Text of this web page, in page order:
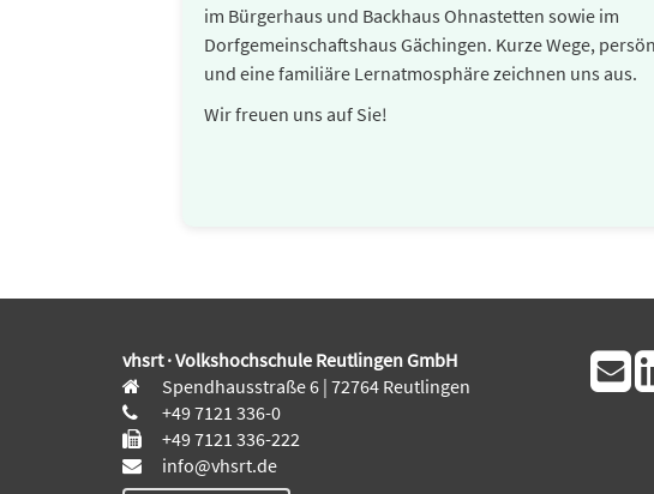
im Bürgerhaus und Backhaus Ohnastetten sowie im
Dorfgemeinschaftshaus Gächingen. Kurze Wege,
und eine familiäre Lernatmosphäre zeichnen uns aus.
Wir freuen uns auf Sie!
vhsrt · Volkshochschule Reutlingen GmbH
Spendhausstraße 6 | 72764 Reutlingen
+49 7121 336-0
+49 7121 336-222
info@vhsrt.de